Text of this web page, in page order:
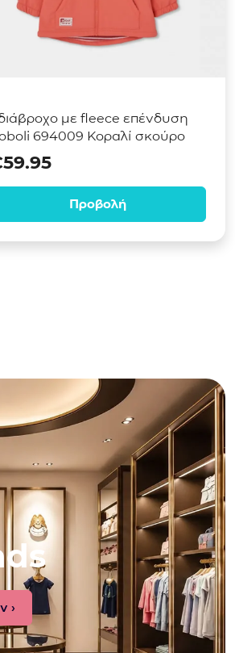
με fleece επένδυση
694009 Κοραλί σκούρο
59.95
Προβολή
›